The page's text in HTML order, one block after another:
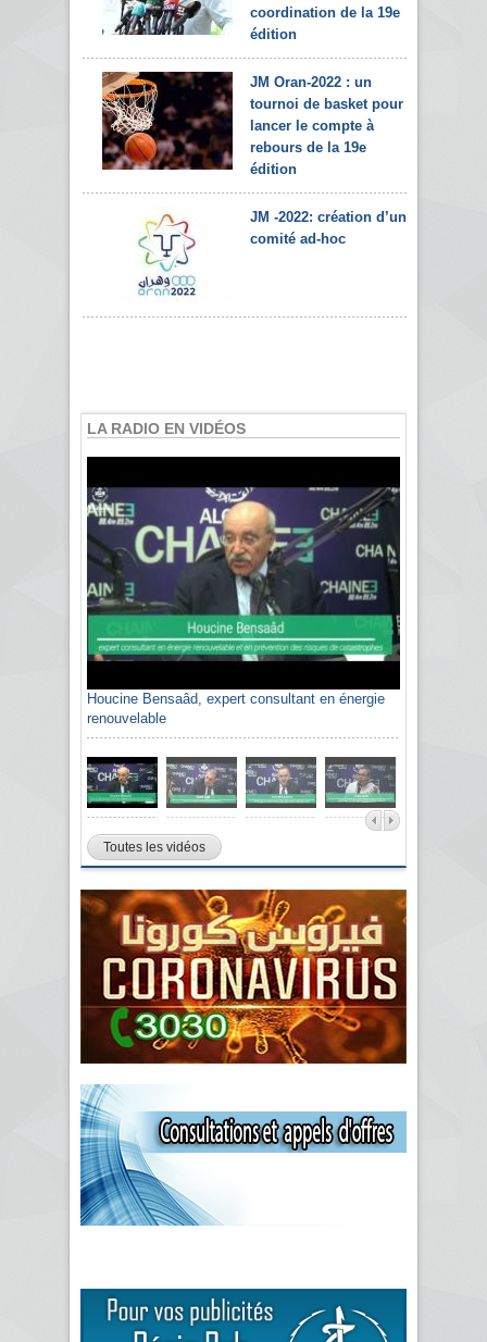
coordination de la 19e
édition
JM Oran-2022 : un
tournoi de basket pour
lancer le compte à
rebours de la 19e
édition
JM -2022: création d’un
comité ad-hoc
LA RADIO EN VIDÉOS
Houcine Bensaâd, expert consultant en énergie
renouvelable
Toutes les vidéos